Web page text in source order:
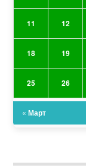
11 12
18 19
25 26
« Март